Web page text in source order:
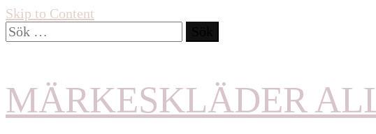
Skip to Content
Sök
efter:
MÄRKESKLÄDER